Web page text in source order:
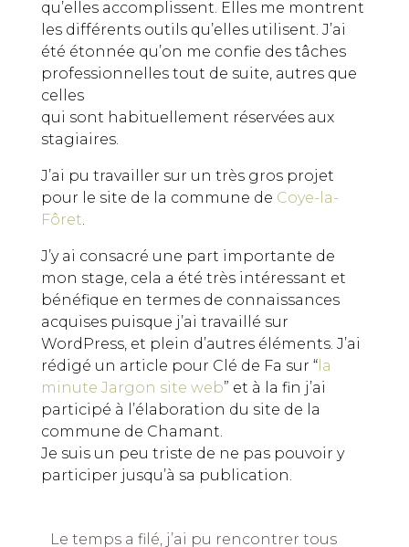
qu’elles accomplissent. Elles me montrent
les différents outils qu’elles utilisent. J’ai
été étonnée qu’on me confie des tâches
professionnelles tout de suite, autres que
celles
qui sont habituellement réservées aux
stagiaires.
J’ai pu travailler sur un très gros projet
pour le site de la commune de Coye-la-
Fôret.
J’y ai consacré une part importante de
mon stage, cela a été très intéressant et
bénéfique en termes de connaissances
acquises puisque j’ai travaillé sur
WordPress, et plein d’autres éléments. J’ai
rédigé un article pour Clé de Fa sur “ la
minute Jargon site web” et à la fin j’ai
participé à l’élaboration du site de la
commune de Chamant.
Je suis un peu triste de ne pas pouvoir y
participer jusqu’à sa publication.
Le temps a filé, j’ai pu rencontrer tous